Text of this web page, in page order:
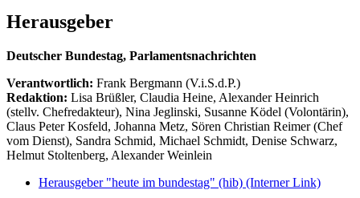
Herausgeber
Deutscher Bundestag, Parlamentsnachrichten
Verantwortlich: Frank Bergmann (V.i.S.d.P.)
Redaktion: Lisa Brüßler, Claudia Heine, Alexander Heinrich
(stellv. Chefredakteur), Nina Jeglinski, Susanne Ködel (Volontärin),
Claus Peter Kosfeld, Johanna Metz, Sören Christian Reimer (Chef
vom Dienst), Sandra Schmid, Michael Schmidt, Denise Schwarz,
Helmut Stoltenberg, Alexander Weinlein
Herausgeber "heute im bundestag" (hib) (Interner Link)